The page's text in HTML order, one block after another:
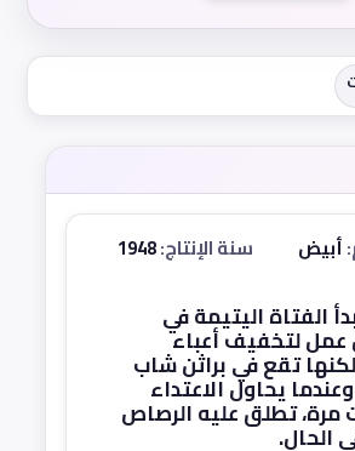
أبيض سنة الإنتاج:
الفتاة اليتيمة في
عمل لتخفيف أعباء
تقع في براثن شاب
يحاول الاعتداء
مرة، تطلق عليه الرصاص
الحال.